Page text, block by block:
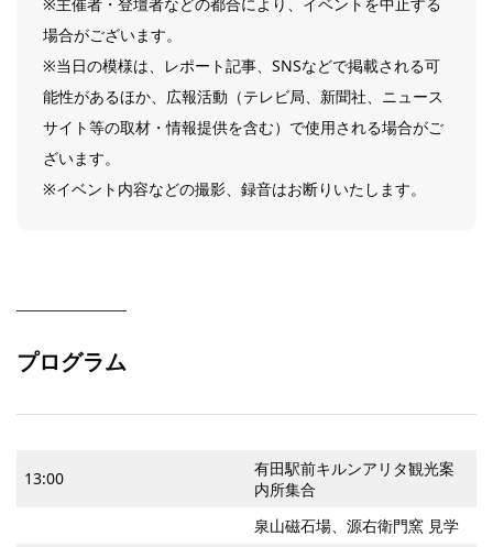
場合がございます。
※当日の模様は、レポート記事、SNSなどで掲載される可
能性があるほか、広報活動（テレビ局、新聞社、ニュース
サイト等の取材・情報提供を含む）で使用される場合がご
ざいます。
※イベント内容などの撮影、録音はお断りいたします。
プログラム
13:00
有田駅前キルンアリタ観光案
内所集合
泉山磁石場、源右衛門窯 見学